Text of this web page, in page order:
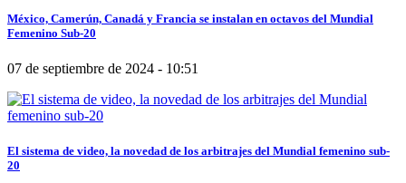
México, Camerún, Canadá y Francia se instalan en octavos del Mundial
Femenino Sub-20
07 de septiembre de 2024 - 10:51
El sistema de video, la novedad de los arbitrajes del Mundial femenino sub-
20